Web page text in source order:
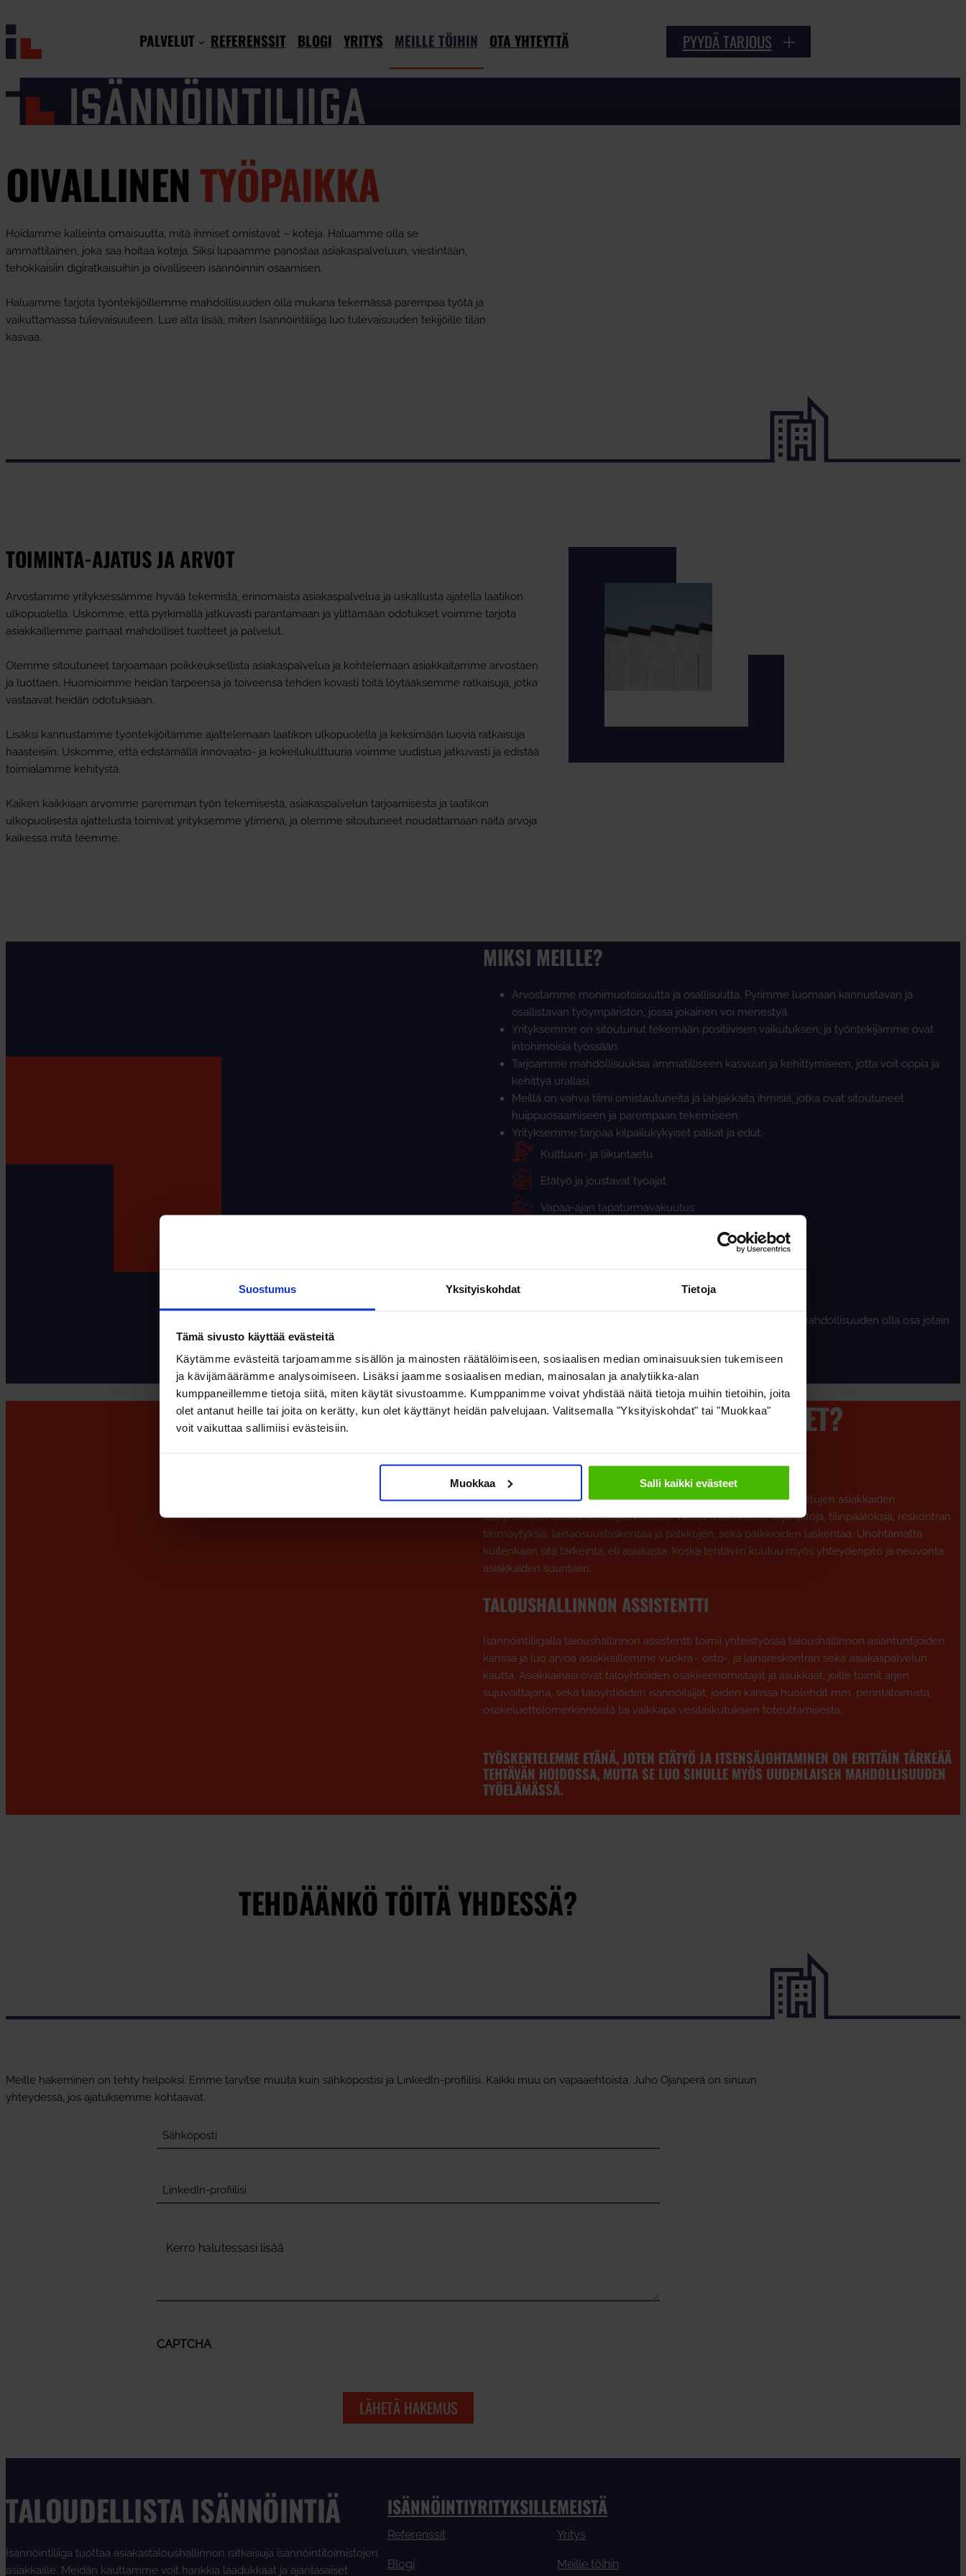
Suostumus Yksityiskohdat Tietoja
Tämä sivusto käyttää evästeitä
Käytämme evästeitä tarjoamamme sisällön ja mainosten räätälöimiseen, sosiaalisen median ominaisuuksien tukemiseen
ja kävijämäärämme analysoimiseen. Lisäksi jaamme sosiaalisen median, mainosalan ja analytiikka-alan
kumppaneillemme tietoja siitä, miten käytät sivustoamme. Kumppanimme voivat yhdistää näitä tietoja muihin tietoihin, joita
olet antanut heille tai joita on kerätty, kun olet käyttänyt heidän palvelujaan. Valitsemalla "Yksityiskohdat" tai "Muokkaa"
voit vaikuttaa sallimiisi evästeisiin.
Muokkaa Salli kaikki evästeet
PALVELUT REFERENSSIT BLOGI YRITYS MEILLE TÖIHIN OTA YHTEYTTÄ PYYDÄ TARJOUS
OIVALLINEN TYÖPAIKKA
Hoidamme kalleinta omaisuutta, mitä ihmiset omistavat – koteja. Haluamme olla se
ammattilainen, joka saa hoitaa koteja. Siksi lupaamme panostaa asiakaspalveluun, viestintään,
tehokkaisiin digiratkaisuihin ja oivalliseen isännöinnin osaamisen.
Haluamme tarjota työntekijöillemme mahdollisuuden olla mukana tekemässä parempaa työtä ja
vaikuttamassa tulevaisuuteen. Lue alta lisää, miten Isännöintiliiga luo tulevaisuuden tekijöille tilan
kasvaa.
TOIMINTA-AJATUS JA ARVOT
Arvostamme yrityksessämme hyvää tekemistä, erinomaista asiakaspalvelua ja uskallusta ajatella laatikon
ulkopuolella. Uskomme, että pyrkimällä jatkuvasti parantamaan ja ylittämään odotukset voimme tarjota
asiakkaillemme parhaat mahdolliset tuotteet ja palvelut.
Olemme sitoutuneet tarjoamaan poikkeuksellista asiakaspalvelua ja kohtelemaan asiakkaitamme arvostaen
ja luottaen. Huomioimme heidän tarpeensa ja toiveensa tehden kovasti töitä löytääksemme ratkaisuja, jotka
vastaavat heidän odotuksiaan.
Lisäksi kannustamme työntekijöitämme ajattelemaan laatikon ulkopuolella ja keksimään luovia ratkaisuja
haasteisiin. Uskomme, että edistämällä innovaatio- ja kokeilukulttuuria voimme uudistua jatkuvasti ja edistää
toimialamme kehitystä.
Kaiken kaikkiaan arvomme paremman työn tekemisestä, asiakaspalvelun tarjoamisesta ja laatikon
ulkopuolisesta ajattelusta toimivat yrityksemme ytimenä, ja olemme sitoutuneet noudattamaan näitä arvoja
kaikessa mitä teemme.
MIKSI MEILLE?
Arvostamme monimuotoisuutta ja osallisuutta. Pyrimme luomaan kannustavan ja
osallistavan työympäristön, jossa jokainen voi menestyä.
Yrityksemme on sitoutunut tekemään positiivisen vaikutuksen, ja työntekijämme ovat
intohimoisia työssään.
Tarjoamme mahdollisuuksia ammatilliseen kasvuun ja kehittymiseen, jotta voit oppia ja
kehittyä urallasi.
Meillä on vahva tiimi omistautuneita ja lahjakkaita ihmisiä, jotka ovat sitoutuneet
huippuosaamiseen ja parempaan tekemiseen.
Yrityksemme tarjoaa kilpailukykyiset palkat ja edut.
Kulttuuri- ja liikuntaetu
Etätyö ja joustavat työajat
Vapaa-ajan tapaturmavakuutus
Alan osaavimmat ja mukavimmat työkaverit
Kaiken kaikkiaan yrityksessämme työskentely voi tarjota sinulle mahdollisuuden olla osa jotain
TUTUSTU MYÖS ASIAKKAISIIMME
KENEN KANSSA TYÖSKENTELET?
TALOUSHALLINNON ASIANTUNTIJA
Isännöintiliigalla taloushallinnon asiantuntija vastaa hänelle osoitettujen asiakkaiden
taloyhtiöiden taloushallintopalveluista. Tuotat asiakkaidesi kirjanpitoja, tilinpäätöksiä, reskontran
täsmäytyksiä, lainaosuuslaskentaa ja palkkojen, sekä palkkioiden laskentaa. Unohtamatta
kuitenkaan sitä tärkeintä, eli asiakasta. koska tehtäviin kuuluu myös yhteydenpito ja neuvonta
asiakkaiden suuntaan.
TALOUSHALLINNON ASSISTENTTI
Isännöintiliigalla taloushallinnon assistentti toimii yhteistyössä taloushallinnon asiantuntijoiden
kanssa ja luo arvoa asiakkaillemme vuokra-, osto-, ja lainareskontran sekä asiakaspalvelun
kautta. Asiakkainasi ovat taloyhtiöiden osakkeenomistajat ja asukkaat, joille toimit arjen
sujuvoittajana, sekä taloyhtiöiden isännöitsijät, joiden kanssa huolehdit mm. perintätoimista,
osakeluettelomerkinnöistä tai vaikkapa vesilaskutuksien toteuttamisesta.
TYÖSKENTELEMME ETÄNÄ, JOTEN ETÄTYÖ JA ITSENSÄJOHTAMINEN ON ERITTÄIN TÄRKEÄÄ
TEHTÄVÄN HOIDOSSA, MUTTA SE LUO SINULLE MYÖS UUDENLAISEN MAHDOLLISUUDEN
TYÖELÄMÄSSÄ.
TEHDÄÄNKÖ TÖITÄ YHDESSÄ?
Meille hakeminen on tehty helpoksi. Emme tarvitse muuta kuin sähköpostisi ja LinkedIn-profiilisi. Kaikki muu on vapaaehtoista. Juho Ojanperä on sinuun
yhteydessä, jos ajatuksemme kohtaavat.
CAPTCHA
TALOUDELLISTA ISÄNNÖINTIÄ
Isännöintiliiga tuottaa asiakastaloushallinnon ratkaisuja isännöintitoimistojen
asiakkaille. Meidän kauttamme voit hankkia laadukkaat ja ajantasaiset
ISÄNNÖINTIYRITYKSILLE
Referenssit
Blogi
MEISTÄ
Yritys
Meille töihin